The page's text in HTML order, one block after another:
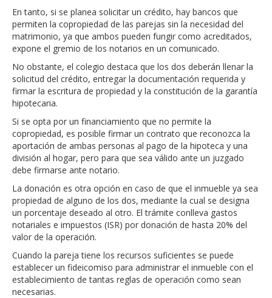
En tanto, si se planea solicitar un crédito, hay bancos que
permiten la copropiedad de las parejas sin la necesidad del
matrimonio, ya que ambos pueden fungir como acreditados,
expone el gremio de los notarios en un comunicado.
No obstante, el colegio destaca que los dos deberán llenar la
solicitud del crédito, entregar la documentación requerida y
firmar la escritura de propiedad y la constitución de la garantía
hipotecaria.
Si se opta por un financiamiento que no permite la
copropiedad, es posible firmar un contrato que reconozca la
aportación de ambas personas al pago de la hipoteca y una
división al hogar, pero para que sea válido ante un juzgado
debe firmarse ante notario.
La donación es otra opción en caso de que el inmueble ya sea
propiedad de alguno de los dos, mediante la cual se designa
un porcentaje deseado al otro. El trámite conlleva gastos
notariales e impuestos (ISR) por donación de hasta 20% del
valor de la operación.
Cuando la pareja tiene los recursos suficientes se puede
establecer un fideicomiso para administrar el inmueble con el
establecimiento de tantas reglas de operación como sean
necesarias.